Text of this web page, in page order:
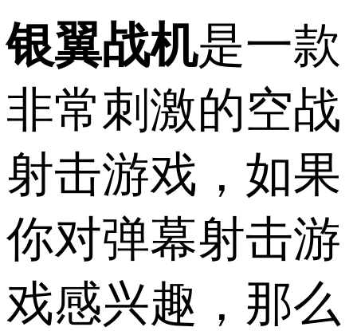
银翼战机是一款
非常刺激的空战
射击游戏，如果
你对弹幕射击游
戏感兴趣，那么